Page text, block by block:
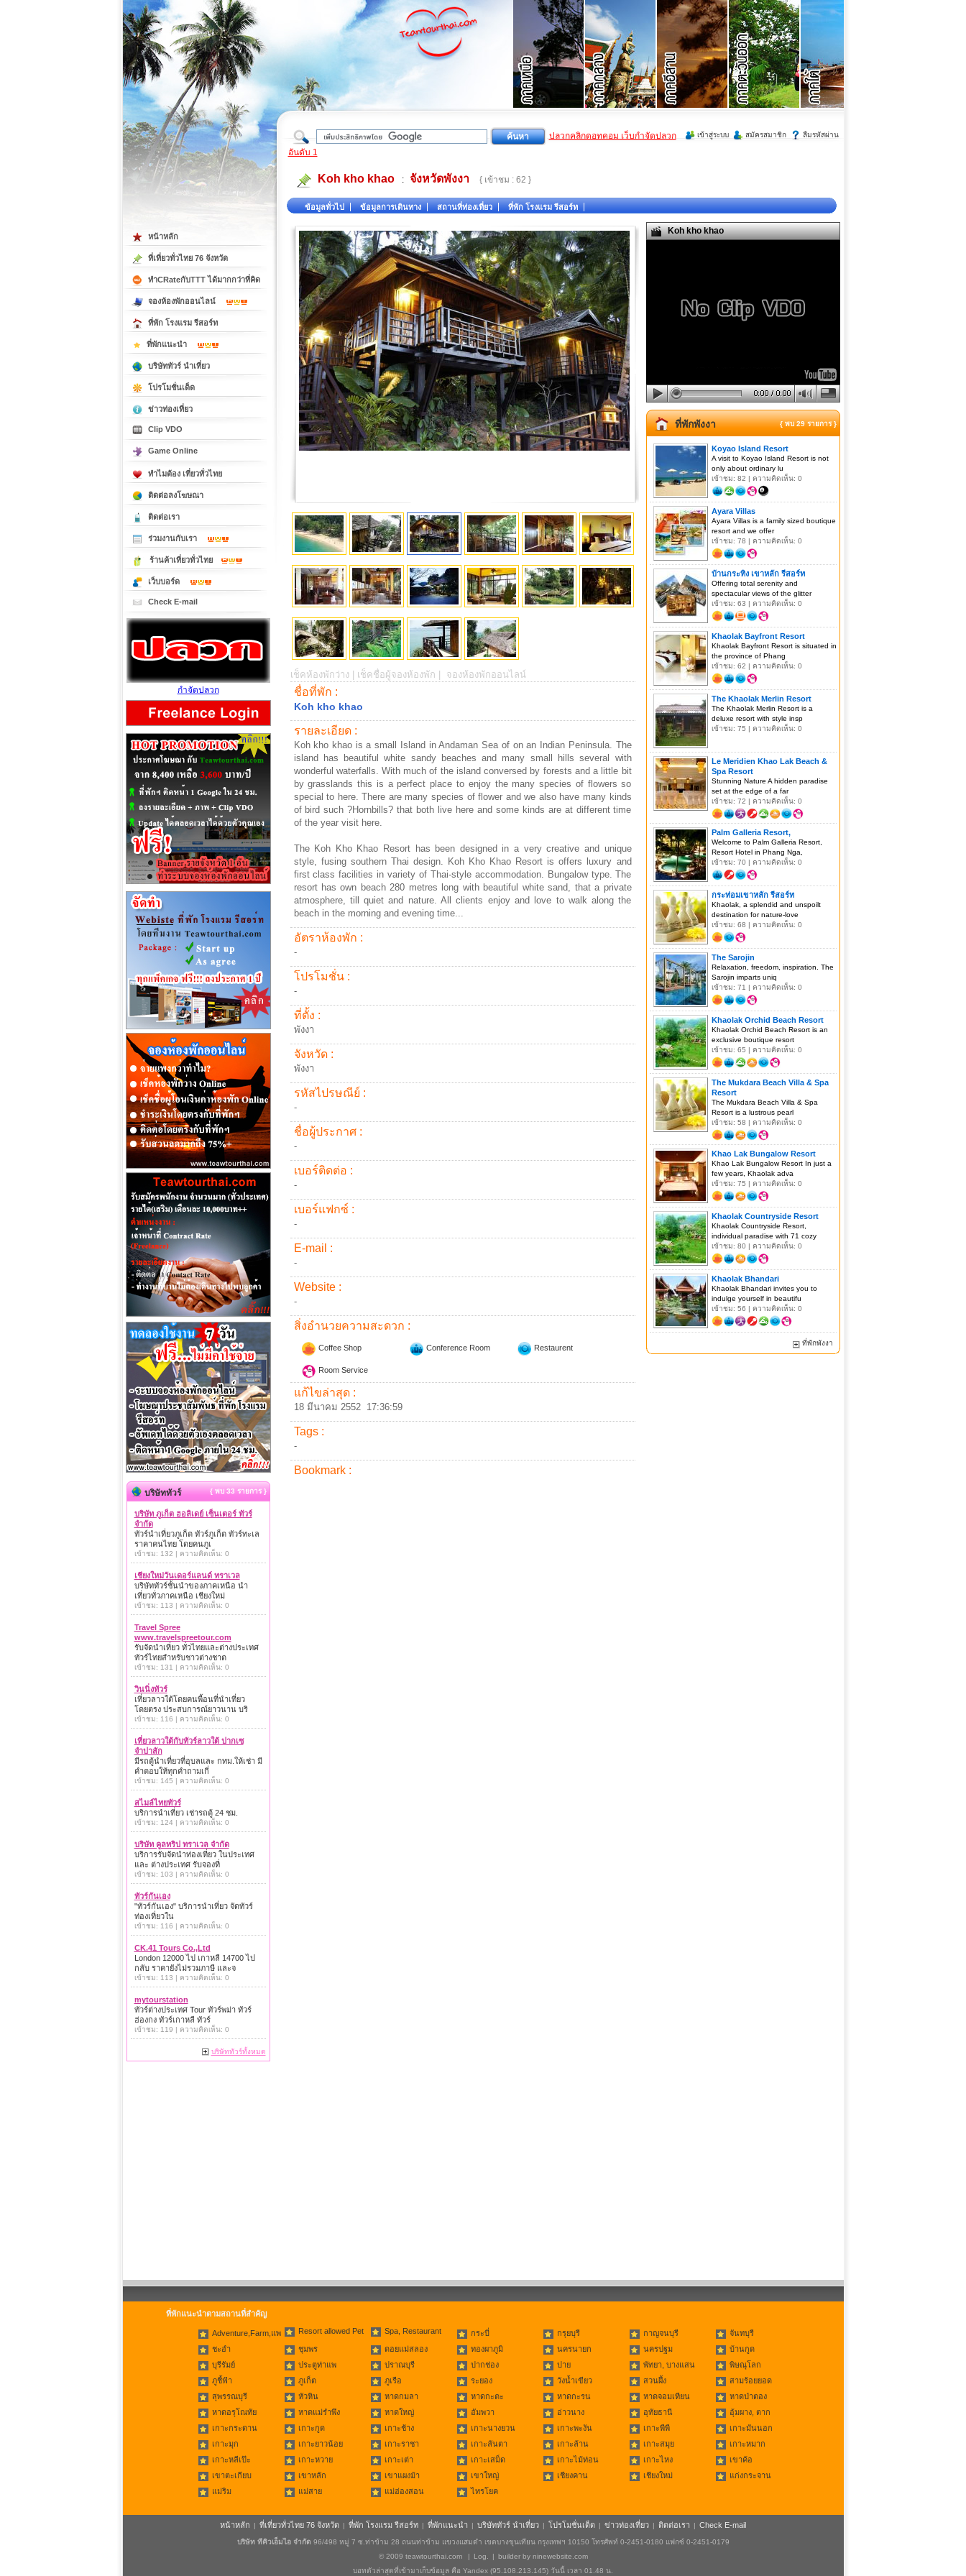
ที่เที่ยวภาคใต้
เข้าสู่ระบบ สมัครสมาชิก ลืมรหัสผ่าน
ปลวกคลิกดอทคอม เว็บกำจัดปลวก
อันดับ 1
Koh kho khao : จังหวัดพังงา { เข้าชม : 62 }
ข้อมูลทั่วไป ข้อมูลการเดินทาง สถานที่ท่องเที่ยว ที่พัก โรงแรม รีสอร์ท
Koh kho khao
ที่พักพังงา { พบ 29 รายการ }
Koyao Island Resort
A visit to Koyao Island Resort is not
only about ordinary lu
เข้าชม: 82 | ความคิดเห็น: 0
Ayara Villas
Ayara Villas is a family sized boutique
resort and we offer
เข้าชม: 78 | ความคิดเห็น: 0
บ้านกระทิง เขาหลัก รีสอร์ท
Offering total serenity and
spectacular views of the glitter
เข้าชม: 63 | ความคิดเห็น: 0
Khaolak Bayfront Resort
Khaolak Bayfront Resort is situated in
the province of Phang
เข้าชม: 62 | ความคิดเห็น: 0
The Khaolak Merlin Resort
The Khaolak Merlin Resort is a
deluxe resort with style insp
เข้าชม: 75 | ความคิดเห็น: 0
Le Meridien Khao Lak Beach &
Spa Resort
Stunning Nature A hidden paradise
set at the edge of a far
เข้าชม: 72 | ความคิดเห็น: 0
Palm Galleria Resort,
Welcome to Palm Galleria Resort,
Resort Hotel in Phang Nga,
เข้าชม: 70 | ความคิดเห็น: 0
กระท่อมเขาหลัก รีสอร์ท
Khaolak, a splendid and unspoilt
destination for nature-love
เข้าชม: 68 | ความคิดเห็น: 0
The Sarojin
Relaxation, freedom, inspiration. The
Sarojin imparts uniq
เข้าชม: 71 | ความคิดเห็น: 0
Khaolak Orchid Beach Resort
Khaolak Orchid Beach Resort is an
exclusive boutique resort
เข้าชม: 65 | ความคิดเห็น: 0
The Mukdara Beach Villa & Spa
Resort
The Mukdara Beach Villa & Spa
Resort is a lustrous pearl
เข้าชม: 58 | ความคิดเห็น: 0
Khao Lak Bungalow Resort
Khao Lak Bungalow Resort In just a
few years, Khaolak adva
เข้าชม: 75 | ความคิดเห็น: 0
Khaolak Countryside Resort
Khaolak Countryside Resort,
individual paradise with 71 cozy
เข้าชม: 80 | ความคิดเห็น: 0
Khaolak Bhandari
Khaolak Bhandari invites you to
indulge yourself in beautifu
เข้าชม: 56 | ความคิดเห็น: 0
ที่พักพังงา
เช็คห้องพักว่าง | เช็คชื่อผู้จองห้องพัก | จองห้องพักออนไลน์
ชื่อที่พัก :
Koh kho khao
รายละเอียด :
Koh kho khao is a small Island in Andaman Sea of on an Indian Peninsula. The
island has beautiful white sandy beaches and many small hills several with
wonderful waterfalls. With much of the island conversed by forests and a little bit
by grasslands this is a perfect place to enjoy the many species of flowers so
special to here. There are many species of flower and we also have many kinds
of bird such ?Hornbills? that both live here and some kinds are at different time
of the year visit here.
The Koh Kho Khao Resort has been designed in a very creative and unique
style, fusing southern Thai design. Koh Kho Khao Resort is offers luxury and
first class facilities in variety of Thai-style accommodation. Bungalow type. The
resort has own beach 280 metres long with beautiful white sand, that a private
atmosphere, till quiet and nature. All clients enjoy and love to walk along the
beach in the morning and evening time...
อัตราห้องพัก :
-
โปรโมชั่น :
-
ที่ตั้ง :
พังงา
จังหวัด :
พังงา
รหัสไปรษณีย์ :
-
ชื่อผู้ประกาศ :
-
เบอร์ติดต่อ :
-
เบอร์แฟกซ์ :
-
E-mail :
-
Website :
-
สิ่งอำนวยความสะดวก :
Coffee Shop Conference Room Restaurent
Room Service
แก้ไขล่าสุด :
18 มีนาคม 2552 17:36:59
Tags :
-
Bookmark :
หน้าหลัก
ที่เที่ยวทั่วไทย 76 จังหวัด
ทำCRateกับTTT ได้มากกว่าที่คิด
จองห้องพักออนไลน์
ที่พัก โรงแรม รีสอร์ท
ที่พักแนะนำ
บริษัททัวร์ นำเที่ยว
โปรโมชั่นเด็ด
ข่าวท่องเที่ยว
Clip VDO
Game Online
ทำไมต้อง เที่ยวทั่วไทย
ติดต่อลงโฆษณา
ติดต่อเรา
ร่วมงานกับเรา
ร้านค้าเที่ยวทั่วไทย
เว็บบอร์ด
Check E-mail
กำจัดปลวก
บริษัททัวร์ { พบ 33 รายการ }
บริษัท ภูเก็ต ฮอลิเดย์ เซ็นเตอร์ ทัวร์
จำกัด
ทัวร์นำเที่ยวภูเก็ต ทัวร์ภูเก็ต ทัวร์ทะเล
ราคาคนไทย โดยคนภูเ
เข้าชม: 132 | ความคิดเห็น: 0
เชียงใหม่วันเดอร์แลนด์ ทราเวล
บริษัททัวร์ชั้นนำของภาคเหนือ นำ
เที่ยวทั่วภาคเหนือ เชียงใหม่
เข้าชม: 113 | ความคิดเห็น: 0
Travel Spree
www.travelspreetour.com
รับจัดนำเที่ยว ทั่วไทยและต่างประเทศ
ทัวร์ไทยสำหรับชาวต่างชาต
เข้าชม: 131 | ความคิดเห็น: 0
วินนิ่งทัวร์
เที่ยวลาวใต้โดยคนพื้อนที่นำเที่ยว
โดยตรง ประสบการณ์ยาวนาน บริ
เข้าชม: 116 | ความคิดเห็น: 0
เที่ยวลาวใต้กับทัวร์ลาวใต้ ปากเซ
จำปาสัก
มีรถตู้นำเที่ยวที่อุบลและ กทม.ให้เช่า มี
คำตอบให้ทุกคำถามเกี่
เข้าชม: 145 | ความคิดเห็น: 0
สไมล์ไทยทัวร์
บริการนำเที่ยว เช่ารถตู้ 24 ชม.
เข้าชม: 124 | ความคิดเห็น: 0
บริษัท คูลทริป ทราเวล จำกัด
บริการรับจัดนำท่องเที่ยว ในประเทศ
และ ต่างประเทศ รับจองที่
เข้าชม: 103 | ความคิดเห็น: 0
ทัวร์กันเอง
"ทัวร์กันเอง" บริการนำเที่ยว จัดทัวร์
ท่องเที่ยวใน
เข้าชม: 116 | ความคิดเห็น: 0
CK.41 Tours Co.,Ltd
London 12000 ไป เกาหลี 14700 ไป
กลับ ราคายังไม่รวมภาษี และจ
เข้าชม: 113 | ความคิดเห็น: 0
mytourstation
ทัวร์ต่างประเทศ Tour ทัวร์พม่า ทัวร์
ฮ่องกง ทัวร์เกาหลี ทัวร์
เข้าชม: 119 | ความคิดเห็น: 0
บริษัททัวร์ทั้งหมด
ที่พักแนะนำตามสถานที่สำคัญ
Adventure,Farm,แพ Resort allowed Pet Spa, Restaurant กระบี่ กรุยบุรี กาญจนบุรี
จันทบุรี
ชะอำ
ชุมพร ดอยแม่สลอง ทองผาภูมิ นครนายก นครปฐม
บ้านกูด
บุรีรัมย์
ประตูท่าแพ ปราณบุรี ปากช่อง ปาย พัทยา, บางแสน
พิษณุโลก
ภูชี้ฟ้า
ภูเก็ต ภูเรือ ระยอง วังน้ำเขียว สวนผึ้ง
สามร้อยยอด
สุพรรณบุรี
หัวหิน หาดกมลา หาดกะตะ หาดกะรน หาดจอมเทียน
หาดป่าตอง
หาดอรุโณทัย
หาดแม่รำพึง หาดใหญ่ อัมพวา อ่าวนาง อุทัยธานี
อุ้มผาง, ตาก
เกาะกระดาน
เกาะกูด เกาะช้าง เกาะนางยวน เกาะพะงัน เกาะพีพี
เกาะมันนอก
เกาะมุก
เกาะยาวน้อย เกาะราชา เกาะลันตา เกาะล้าน เกาะสมุย
เกาะหมาก
เกาะหลีเป๊ะ
เกาะหวาย เกาะเต่า เกาะเสม็ด เกาะไม้ท่อน เกาะไหง
เขาค้อ
เขาตะเกียบ
เขาหลัก เขาแผงม้า เขาใหญ่ เชียงคาน เชียงใหม่
แก่งกระจาน
แม่ริม
แม่สาย แม่ฮ่องสอน ไทรโยค
หน้าหลัก | ที่เที่ยวทั่วไทย 76 จังหวัด | ที่พัก โรงแรม รีสอร์ท | ที่พักแนะนำ | บริษัททัวร์ นำเที่ยว | โปรโมชั่นเด็ด | ข่าวท่องเที่ยว | ติดต่อเรา | Check E-mail
บริษัท ทีคิวเอ็มไอ จำกัด 96/498 หมู่ 7 ซ.ท่าข้าม 28 ถนนท่าข้าม แขวงแสมดำ เขตบางขุนเทียน กรุงเทพฯ 10150 โทรศัพท์ 0-2451-0180 แฟกซ์ 0-2451-0179
© 2009 teawtourthai.com | Log. | builder by ninewebsite.com
บอทตัวล่าสุดที่เข้ามาเก็บข้อมูล คือ Yandex (95.108.213.145) วันนี้ เวลา 01.48 น.